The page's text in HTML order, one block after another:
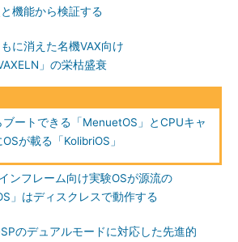
機能から検証する
に消えた名機VAX向け
」の栄枯盛衰
ブートできる「MenuetOS」とCPUキャ
が載る「KolibriOS」
ンフレーム向け実験OSが源流の
」はディスクレスで動作する
のデュアルモードに対応した先進的